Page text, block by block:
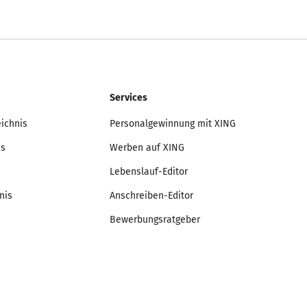
Services
Personalgewinnung mit XING
Werben auf XING
Lebenslauf-Editor
Anschreiben-Editor
Bewerbungsratgeber